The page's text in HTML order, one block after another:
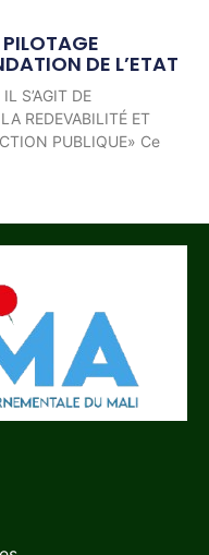
DE L’ETAT
S’AGIT DE
REDEVABILITÉ ET
PUBLIQUE» Ce